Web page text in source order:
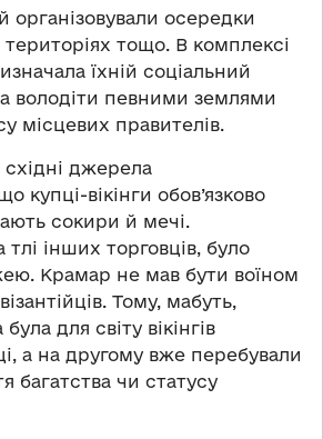
організовували осередки
тощо. В комплексі
їхній соціальний
володіти певними землями
місцевих правителів.
джерела
купці-вікінги обов’язково
сокири й мечі.
тлі інших торговців, було
Крамар не мав бути воїном
Тому, мабуть,
для світу вікінгів
а на другому вже перебували
багатства чи статусу